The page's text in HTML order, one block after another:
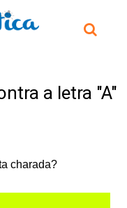
a letra "A"
charada?